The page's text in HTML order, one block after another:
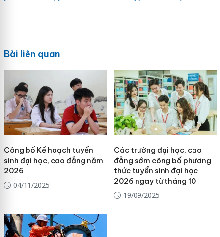
Bài liên quan
Công bố Kế hoạch tuyển
sinh đại học, cao đẳng năm
2026
04/11/2025
Các trường đại học, cao
đẳng sớm công bố phương
thức tuyển sinh đại học
2026 ngay từ tháng 10
19/09/2025